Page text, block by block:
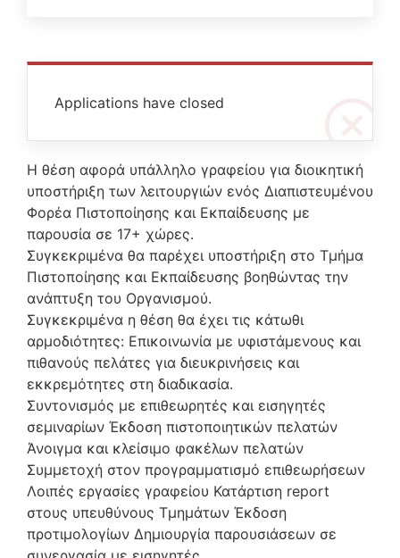
Applications have closed
Η θέση αφορά υπάλληλο γραφείου για διοικητική
υποστήριξη των λειτουργιών ενός Διαπιστευμένου
Φορέα Πιστοποίησης και Εκπαίδευσης με
παρουσία σε 17+ χώρες.
Συγκεκριμένα θα παρέχει υποστήριξη στο Τμήμα
Πιστοποίησης και Εκπαίδευσης βοηθώντας την
ανάπτυξη του Οργανισμού.
Συγκεκριμένα η θέση θα έχει τις κάτωθι
αρμοδιότητες: Επικοινωνία με υφιστάμενους και
πιθανούς πελάτες για διευκρινήσεις και
εκκρεμότητες στη διαδικασία.
Συντονισμός με επιθεωρητές και εισηγητές
σεμιναρίων Έκδοση πιστοποιητικών πελατών
Άνοιγμα και κλείσιμο φακέλων πελατών
Συμμετοχή στον προγραμματισμό επιθεωρήσεων
Λοιπές εργασίες γραφείου Κατάρτιση report
στους υπευθύνους Τμημάτων Έκδοση
προτιμολογίων Δημιουργία παρουσιάσεων σε